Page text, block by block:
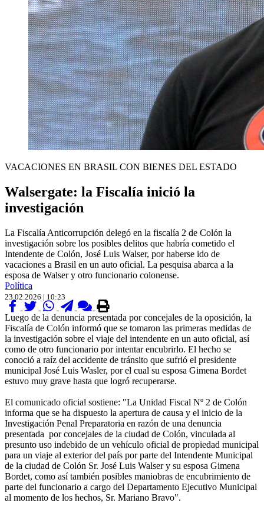
VACACIONES EN BRASIL CON BIENES DEL ESTADO
Walsergate: la Fiscalía inició la
investigación
La Fiscalía Anticorrupción delegó en la fiscalía 2 de Colón la
investigación sobre los posibles delitos que habría cometido el
Intendente de Colón, José Luis Walser, por haberse ido de
vacaciones a Brasil en un auto oficial. La pesquisa abarca a la
esposa de Walser y otro funcionario colonense.
Política
23.02.2026 | 10:23
Luego de la denuncia presentada por concejales de la oposición, la
Fiscalía de Colón informó que se tomaron las primeras medidas de
la investigación sobre el viaje del intendente en un auto oficial, así
como de otro funcionario por intentar encubrirlo. El hecho se
conoció a raíz del accidente de tránsito que sufrió el presidente
municipal José Luis Wasler, por el cual su esposa Gimena Bordet
estuvo muy grave hasta que logró recuperarse.
El comunicado oficial sostiene: "La Unidad Fiscal Nº 2 de Colón
informa que se ha dispuesto la apertura de causa y el inicio de la
Investigación Penal Preparatoria en razón de una denuncia
presentada por concejales de la ciudad de Colón, vinculada al
presunto uso indebido de un vehículo oficial de propiedad municipal
para un viaje al exterior del país por parte del Intendente Municipal
de la ciudad de Colón Sr. José Luis Walser y su esposa Gimena
Bordet, como así también posibles maniobras de encubrimiento de
parte del funcionario a cargo del Departamento Ejecutivo Municipal
al momento de los hechos, Sr. Mariano Bravo".